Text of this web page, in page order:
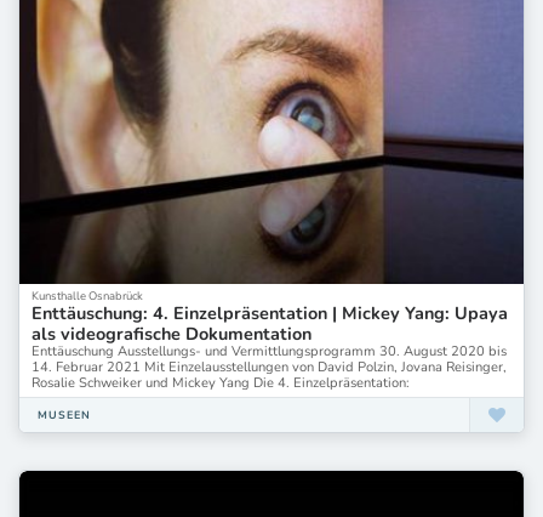
Kunsthalle Osnabrück
Enttäuschung: 4. Einzelpräsentation | Mickey Yang: Upaya
als videografische Dokumentation
Enttäuschung Ausstellungs- und Vermittlungsprogramm 30. August 2020 bis
14. Februar 2021 Mit Einzelausstellungen von David Polzin, Jovana Reisinger,
Rosalie Schweiker und Mickey Yang Die 4. Einzelpräsentation:
MUSEEN